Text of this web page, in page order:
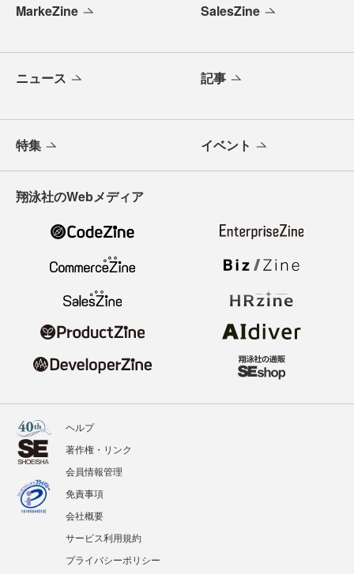
MarkeZine SalesZine
ニュース 記事
特集 イベント
翔泳社のWebメディア
ヘルプ
著作権・リンク
会員情報管理
免責事項
会社概要
サービス利用規約
プライバシーポリシー